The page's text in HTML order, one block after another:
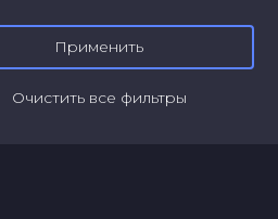
Применить
Очистить все фильтры